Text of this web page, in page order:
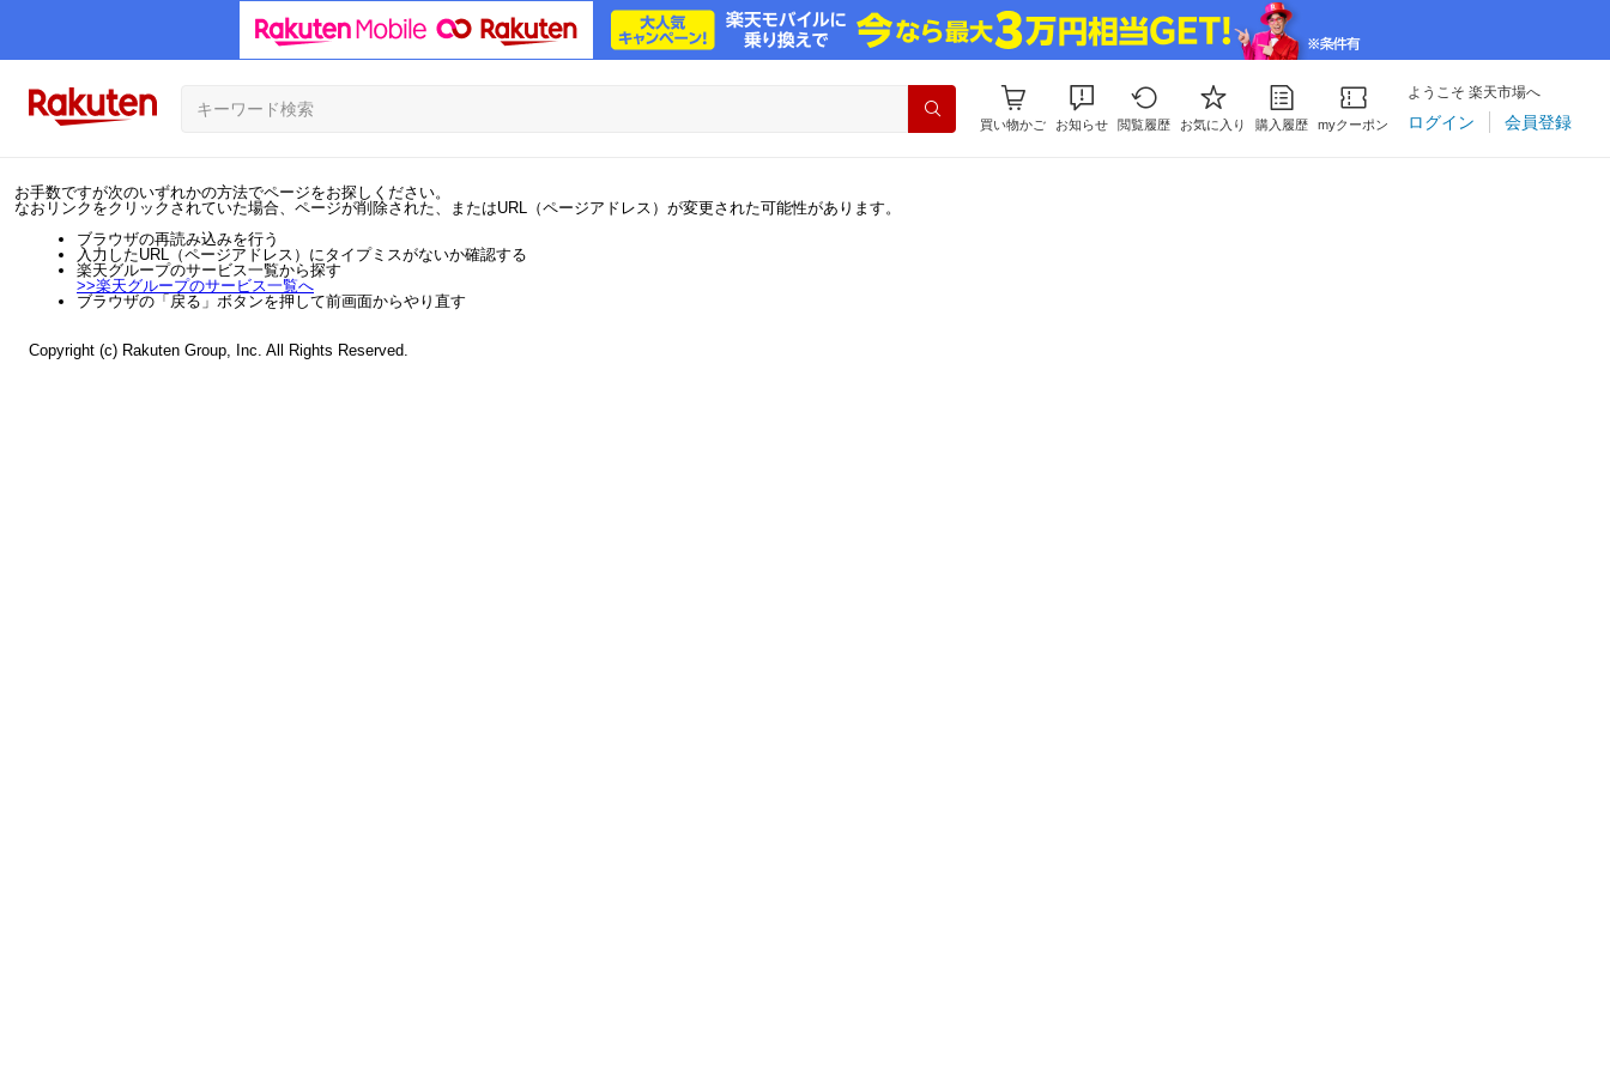
買い物かご お知らせ 閲覧履歴 お気に入り 購入履歴 myクーポン
ようこそ 楽天市場へ
ログイン 会員登録
お手数ですが次のいずれかの方法でページをお探しください。
なおリンクをクリックされていた場合、ページが削除された、またはURL（ページアドレス）が変更された可能性があります。
ブラウザの再読み込みを行う
入力したURL（ページアドレス）にタイプミスがないか確認する
楽天グループのサービス一覧から探す
>>楽天グループのサービス一覧へ
ブラウザの「戻る」ボタンを押して前画面からやり直す
Copyright (c) Rakuten Group, Inc. All Rights Reserved.